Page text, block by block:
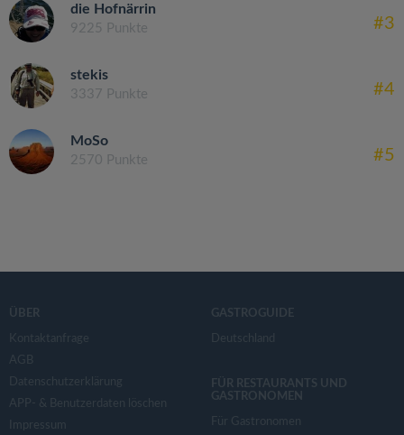
die Hofnärrin
9225 Punkte #3
stekis
3337 Punkte #4
MoSo
2570 Punkte #5
ÜBER
Kontaktanfrage
AGB
Datenschutzerklärung
APP- & Benutzerdaten löschen
Impressum
GASTROGUIDE
Deutschland
FÜR RESTAURANTS UND
GASTRONOMEN
Für Gastronomen